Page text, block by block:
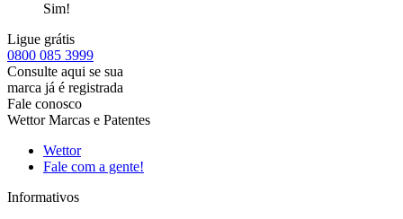
Sim!
Ligue grátis
0800 085 3999
Consulte aqui se sua
marca já é registrada
Fale conosco
Wettor Marcas e Patentes
Wettor
Fale com a gente!
Informativos